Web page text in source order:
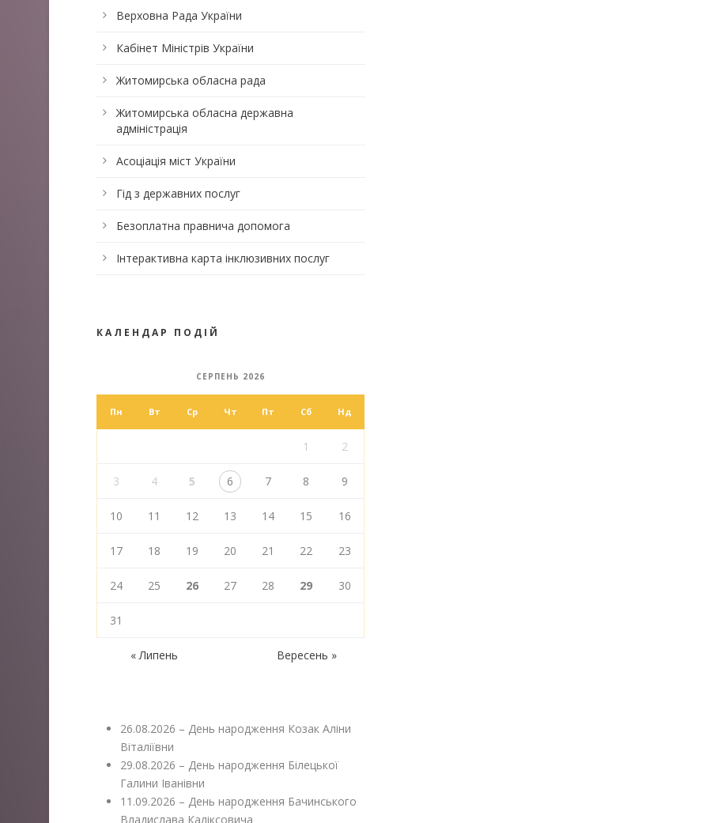
Верховна Рада України
Кабінет Міністрів України
Житомирська обласна рада
Житомирська обласна державна
адміністрація
Асоціація міст України
Гід з державних послуг
Безоплатна правнича допомога
Інтерактивна карта інклюзивних послуг
КАЛЕНДАР ПОДІЙ
СЕРПЕНЬ 2026
Пн Вт Ср Чт Пт Сб Нд
1 2
3 4 5 6 7 8 9
10 11 12 13 14 15 16
17 18 19 20 21 22 23
24 25 26 27 28 29 30
31
« Липень Вересень »
26.08.2026 – День народження Козак Аліни
Віталіївни
29.08.2026 – День народження Білецької
Галини Іванівни
11.09.2026 – День народження Бачинського
Владислава Каліксовича